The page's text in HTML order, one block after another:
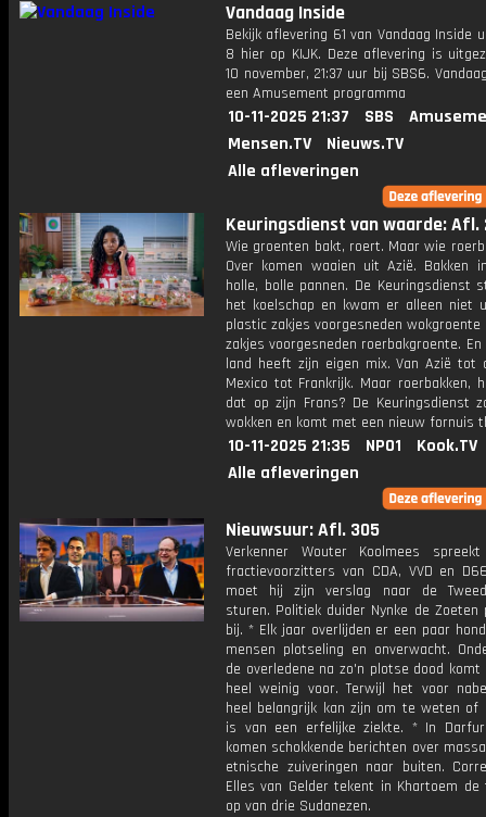
Vandaag Inside
Bekijk aflevering 61 van Vandaag Inside
8 hier op KIJK. Deze aflevering is
10 november, 21:37 uur bij SBS6.
een Amusement programma
10-11-2025 21:37 SBS
Mensen.TV
Nieuws.TV
Alle afleveringen
Keuringsdienst van waarde: Afl.
Wie groenten bakt, roert. Maar wie
Over komen waaien uit Azië. Bakken
holle, bolle pannen. De Keuringsdienst
het koelschap en kwam er alleen niet
plastic zakjes voorgesneden
zakjes voorgesneden roerbakgroente.
land heeft zijn eigen mix. Van Azië tot
Mexico tot Frankrijk. Maar roerbakken,
dat op zijn Frans? De Keuringsdienst
wokken en komt met een nieuw fornuis
10-11-2025 21:35 NPO1
Kook.TV
Alle afleveringen
Nieuwsuur: Afl. 305
Verkenner Wouter Koolmees
fractievoorzitters van CDA, VVD en
moet hij zijn verslag naar de
sturen. Politiek duider Nynke de Zoeten
bij. * Elk jaar overlijden er een paar
mensen plotseling en onverwacht.
de overledene na zo'n plotse dood komt
heel weinig voor. Terwijl het voor
heel belangrijk kan zijn om te weten of
is van een erfelijke ziekte. * In
komen schokkende berichten over
etnische zuiveringen naar buiten.
Elles van Gelder tekent in Khartoem de
op van drie Sudanezen.